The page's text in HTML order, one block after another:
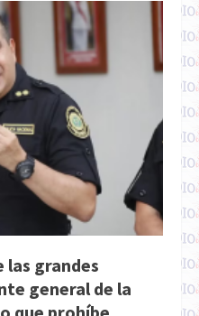
las grandes
general de la